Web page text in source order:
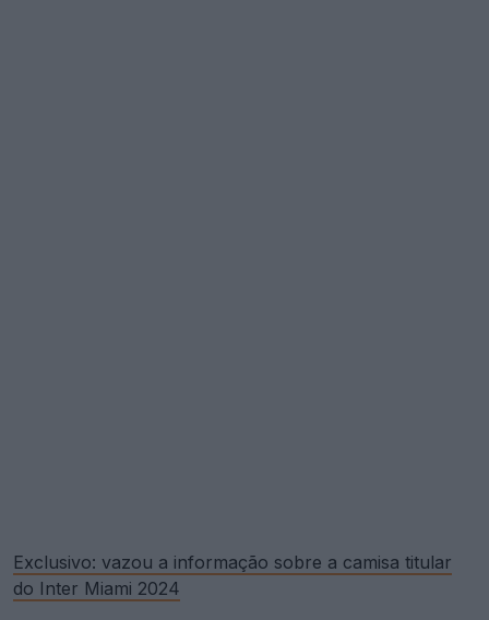
Exclusivo: vazou a informação sobre a camisa titular
do Inter Miami 2024